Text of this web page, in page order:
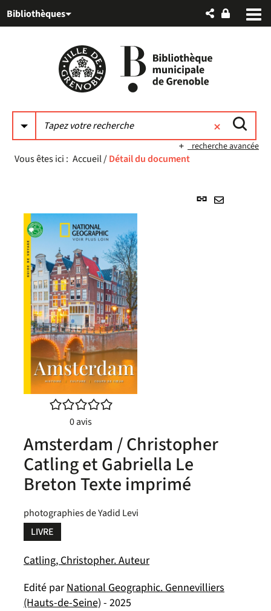
au
auBibliothèques
recherche avancée
Vous êtes ici : Accueil/Détail du document
Lien
/5
0avis
Amsterdam / Christopher
Catling et Gabriella Le
Breton Texte imprimé
photographies de Yadid Levi
LIVRE
Catling, Christopher. Auteur
Edité parNational Geographic. Gennevilliers
(Hauts-de-Seine) - 2025